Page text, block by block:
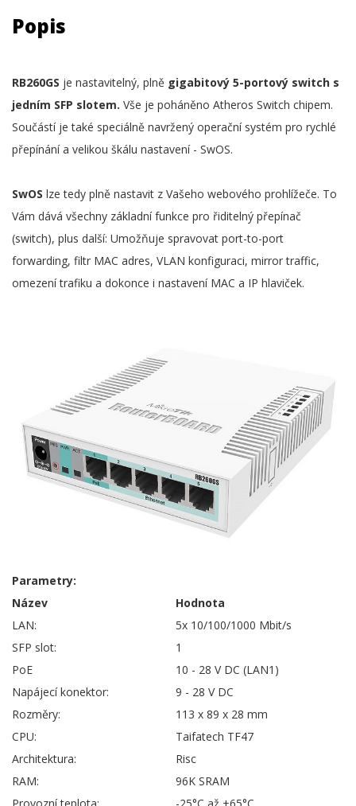
Popis
RB260GS je nastavitelný, plně gigabitový 5-portový switch s
jedním SFP slotem. Vše je poháněno Atheros Switch chipem.
Součástí je také speciálně navržený operační systém pro rychlé
přepínání a velikou škálu nastavení - SwOS.
SwOS lze tedy plně nastavit z Vašeho webového prohlížeče. To
Vám dává všechny základní funkce pro řiditelný přepínač
(switch), plus další: Umožňuje spravovat port-to-port
forwarding, filtr MAC adres, VLAN konfiguraci, mirror traffic,
omezení trafiku a dokonce i nastavení MAC a IP hlaviček.
Parametry:
Název
Hodnota
LAN:
5x 10/100/1000 Mbit/s
SFP slot:
1
PoE
10 - 28 V DC (LAN1)
Napájecí konektor:
9 - 28 V DC
Rozměry:
113 x 89 x 28 mm
CPU:
Taifatech TF47
Architektura:
Risc
RAM:
96K SRAM
Provozní teplota:
-25°C až +65°C